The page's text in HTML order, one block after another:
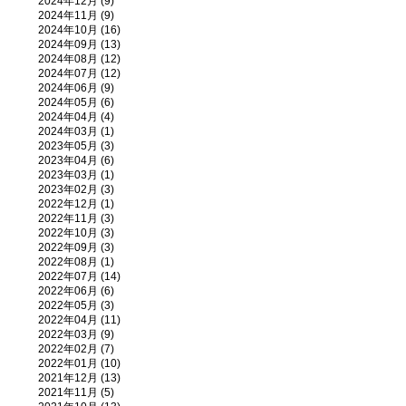
2024年11月 (9)
2024年10月 (16)
2024年09月 (13)
2024年08月 (12)
2024年07月 (12)
2024年06月 (9)
2024年05月 (6)
2024年04月 (4)
2024年03月 (1)
2023年05月 (3)
2023年04月 (6)
2023年03月 (1)
2023年02月 (3)
2022年12月 (1)
2022年11月 (3)
2022年10月 (3)
2022年09月 (3)
2022年08月 (1)
2022年07月 (14)
2022年06月 (6)
2022年05月 (3)
2022年04月 (11)
2022年03月 (9)
2022年02月 (7)
2022年01月 (10)
2021年12月 (13)
2021年11月 (5)